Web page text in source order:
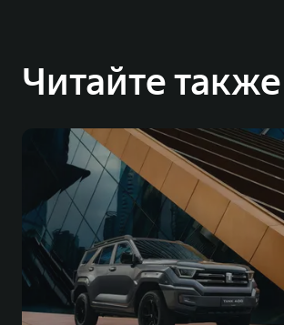
Читайте также